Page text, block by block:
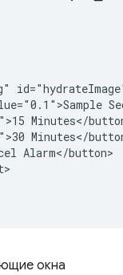
Minutes</
Minutes</
Alarm</button>
окна